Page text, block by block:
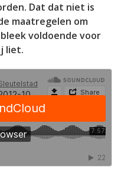
Dat dat niet is
maatregelen om
voldoende voor
liet.